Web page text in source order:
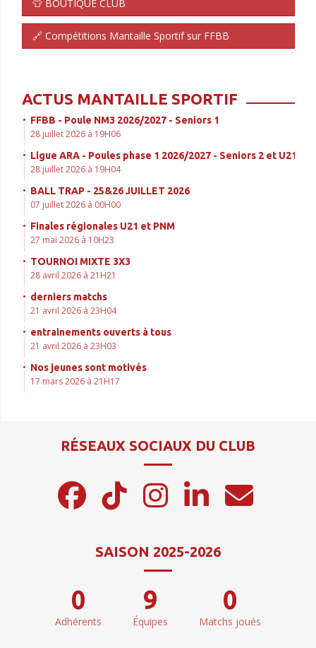
👕 BOUTIQUE CLUB
🔗 Compétitions Mantaille Sportif sur FFBB
ACTUS MANTAILLE SPORTIF
FFBB - Poule NM3 2026/2027 - Seniors 1
28 juillet 2026 à 19H06
Ligue ARA - Poules phase 1 2026/2027 - Seniors 2 et U21
28 juillet 2026 à 19H04
BALL TRAP - 25&26 JUILLET 2026
07 juillet 2026 à 00H00
Finales régionales U21 et PNM
27 mai 2026 à 10H23
TOURNOI MIXTE 3X3
28 avril 2026 à 21H21
derniers matchs
21 avril 2026 à 23H04
entrainements ouverts à tous
21 avril 2026 à 23H03
Nos jeunes sont motivés
17 mars 2026 à 21H17
RÉSEAUX SOCIAUX DU CLUB
SAISON 2025-2026
0
Adhérents
9
Équipes
0
Matchs joués